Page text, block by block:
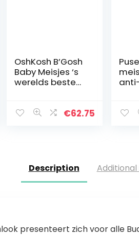
OshKosh B’Gosh
Baby Meisjes ‘s
werelds beste
€62.75
Description
presenteert zich voor alle